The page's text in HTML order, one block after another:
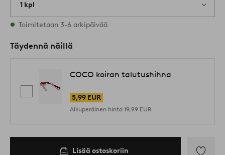
1 kpl
Varastossa
Toimitetaan 3-6 arkipäivää
Täydennä näillä
COCO koiran talutushihna
5,99 EUR
Alkuperäinen hinta 19,99 EUR
Lisää ostoskoriin